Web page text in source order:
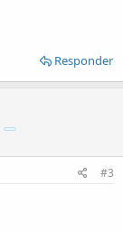
Responder
#3